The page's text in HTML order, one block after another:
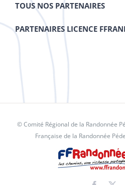
TOUS NOS PARTENAIRES
PARTENAIRES LICENCE
© Comité Régional de la Randonnée
Française de la Randonnée